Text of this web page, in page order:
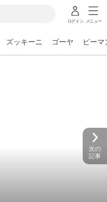
ログイン メニュー
ズッキーニ ゴーヤ ピーマ
次の
記事